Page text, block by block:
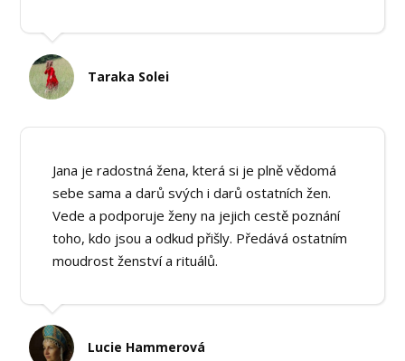
Taraka Solei
Jana je radostná žena, která si je plně vědomá
sebe sama a darů svých i darů ostatních žen.
Vede a podporuje ženy na jejich cestě poznání
toho, kdo jsou a odkud přišly. Předává ostatním
moudrost ženství a rituálů.
Lucie Hammerová